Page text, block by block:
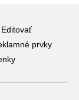
Editovať
prvky